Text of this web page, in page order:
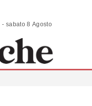
ANALISI | COMMENTI | SCENARI - sabato 8 Agosto 2026